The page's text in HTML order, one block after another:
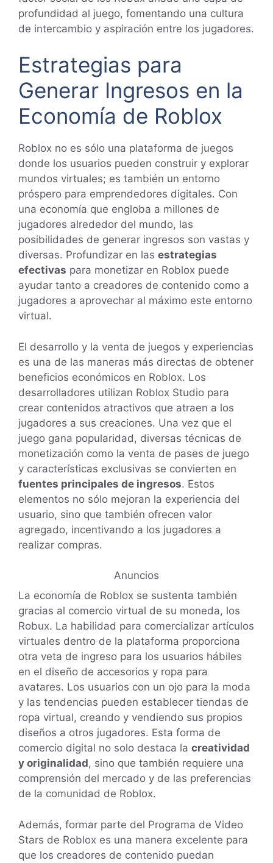
profundidad al juego, fomentando una cultura
de intercambio y aspiración entre los jugadores.
Estrategias para
Generar Ingresos en la
Economía de Roblox
Roblox no es sólo una plataforma de juegos
donde los usuarios pueden construir y explorar
mundos virtuales; es también un entorno
próspero para emprendedores digitales. Con
una economía que engloba a millones de
jugadores alrededor del mundo, las
posibilidades de generar ingresos son vastas y
diversas. Profundizar en las estrategias
efectivas para monetizar en Roblox puede
ayudar tanto a creadores de contenido como a
jugadores a aprovechar al máximo este entorno
virtual.
El desarrollo y la venta de juegos y experiencias
es una de las maneras más directas de obtener
beneficios económicos en Roblox. Los
desarrolladores utilizan Roblox Studio para
crear contenidos atractivos que atraen a los
jugadores a sus creaciones. Una vez que el
juego gana popularidad, diversas técnicas de
monetización como la venta de pases de juego
y características exclusivas se convierten en
fuentes principales de ingresos. Estos
elementos no sólo mejoran la experiencia del
usuario, sino que también ofrecen valor
agregado, incentivando a los jugadores a
realizar compras.
Anuncios
La economía de Roblox se sustenta también
gracias al comercio virtual de su moneda, los
Robux. La habilidad para comercializar artículos
virtuales dentro de la plataforma proporciona
otra veta de ingreso para los usuarios hábiles
en el diseño de accesorios y ropa para
avatares. Los usuarios con un ojo para la moda
y las tendencias pueden establecer tiendas de
ropa virtual, creando y vendiendo sus propios
diseños a otros jugadores. Esta forma de
comercio digital no solo destaca la creatividad
y originalidad, sino que también requiere una
comprensión del mercado y de las preferencias
de la comunidad de Roblox.
Además, formar parte del Programa de Video
Stars de Roblox es una manera excelente para
que los creadores de contenido puedan